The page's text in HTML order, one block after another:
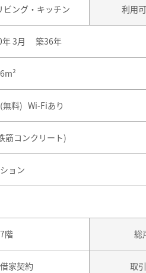
ビング・キッチン 利用
年 3月 築36年
無料) Wi-Fiあり
筋コンクリート)
ョン
階 総
家契約 取